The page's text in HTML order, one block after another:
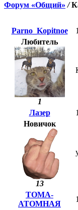
Форум «Общий» /
Parno_Kopitnoe
Любитель
1
Лазер
Новичок
13
ТОМА-
АТОМНАЯ